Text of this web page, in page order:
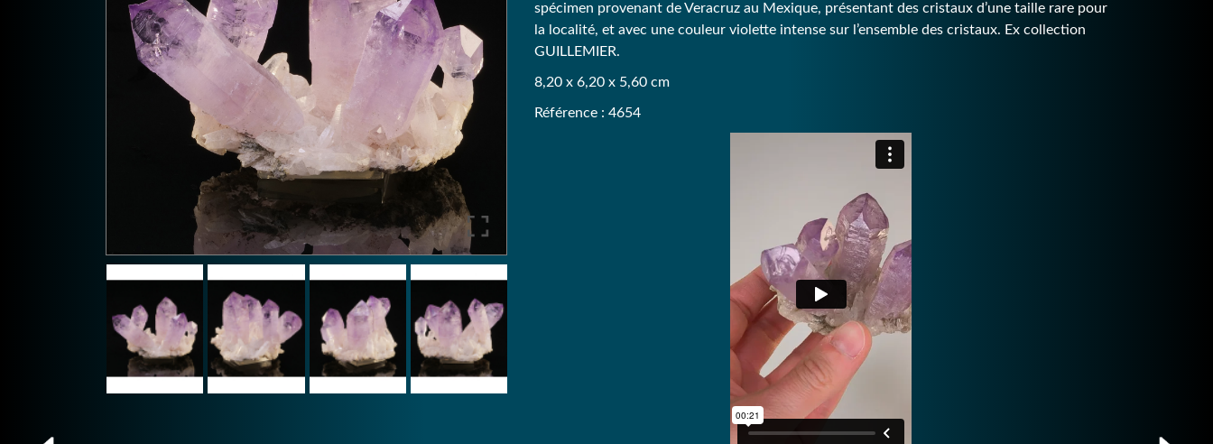
spécimen provenant de Veracruz au Mexique, présentant des cristaux d’une taille rare pour
la localité, et avec une couleur violette intense sur l’ensemble des cristaux. Ex collection
GUILLEMIER.
8,20 x 6,20 x 5,60 cm
Référence : 4654